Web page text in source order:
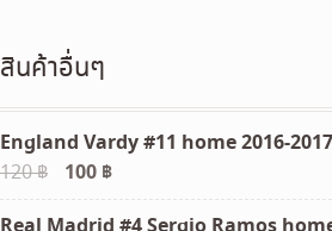
สินค้าอื่นๆ
England Vardy #11 home 2016-
120฿
Original
price
100 ฿Current
price